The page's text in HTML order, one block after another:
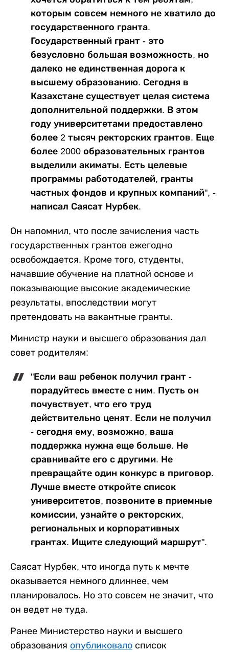
которым совсем немного не хватило до
государственного гранта.
Государственный грант - это
безусловно большая возможность, но
далеко не единственная дорога к
высшему образованию. Сегодня в
Казахстане существует целая система
дополнительной поддержки. В этом
году университетами предоставлено
более 2 тысяч ректорских грантов. Еще
более 2000 образовательных грантов
выделили акиматы. Есть целевые
программы работодателей, гранты
частных фондов и крупных компаний", -
написал Саясат Нурбек.
Он напомнил, что после зачисления часть
государственных грантов ежегодно
освобождается. Кроме того, студенты,
начавшие обучение на платной основе и
показывающие высокие академические
результаты, впоследствии могут
претендовать на вакантные гранты.
Министр науки и высшего образования дал
совет родителям:
"Если ваш ребенок получил грант -
порадуйтесь вместе с ним. Пусть он
почувствует, что его труд
действительно ценят. Если не получил
- сегодня ему, возможно, ваша
поддержка нужна еще больше. Не
сравнивайте его с другими. Не
превращайте один конкурс в приговор.
Лучше вместе откройте список
университетов, позвоните в приемные
комиссии, узнайте о ректорских,
региональных и корпоративных
грантах. Ищите следующий маршрут".
Саясат Нурбек, что иногда путь к мечте
оказывается немного длиннее, чем
планировалось. Но это совсем не значит, что
он ведет не туда.
Ранее Министерство науки и высшего
образования опубликовало список